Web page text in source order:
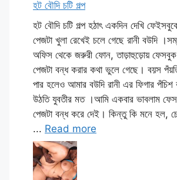
হট বৌদি চটি গল্প
হট বৌদি চটি গল্প হঠাৎ একদিন দেখি
পেজটা খুলা রেখেই চলে গেছে রানী বউদি
অফিস থেকে জরুরী ফোন, তাড়াহুড়োয় ফেসবুক
পেজটা বন্ধ করার কথা ভুলে গেছে। বয়স
পার হলেও আমার বউদি রানী এর ফিগার পঁচিশ
উঠতি যুবতীর মত ।আমি একবার ভাবলাম
পেজটা বন্ধ করে দেই। কিন্তু কি মনে হল,
... Read more